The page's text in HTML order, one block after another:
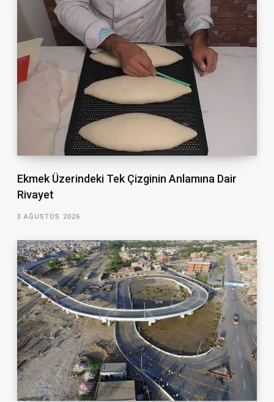
Ekmek Üzerindeki Tek Çizginin Anlamına Dair
Rivayet
3 AĞUSTOS 2026